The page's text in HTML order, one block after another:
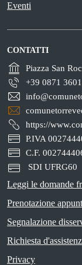
Eventi
CONTATTI
Piazza San
+39 0871
https://
P.IVA
C.F.
SDI UFRG60
Leggi le domande
Prenotazione
Segnalazione
Richiesta
Privacy